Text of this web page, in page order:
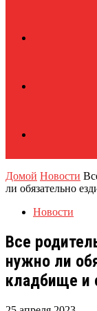
Домой Новости
ли обязательно
Новости
Все
нужно ли
кладбище и